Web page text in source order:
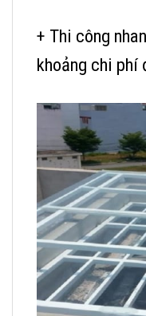
+ Thi công
khoảng chi phí